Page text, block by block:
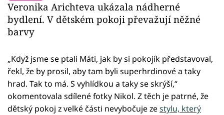
Veronika Arichteva ukázala nádherné
bydlení. V dětském pokoji převažují něžné
barvy
„Když jsme se ptali Máti, jak by si pokojík představoval,
řekl, že by prosil, aby tam byli superhrdinové a taky
hrad. Tak to má. S vyhlídkou a taky se skrýší,“
okomentovala sdílené fotky Nikol. Z těch je patrné, že
dětský pokoj z velké části nevybočuje zestylu, který